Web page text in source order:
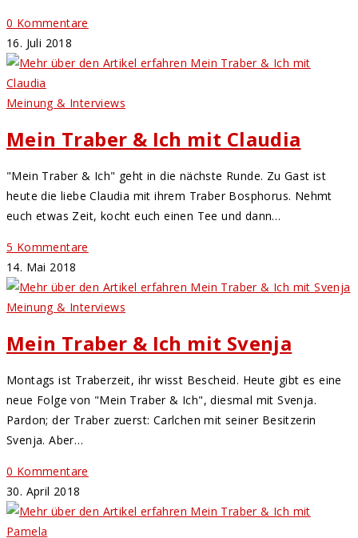
0 Kommentare
16. Juli 2018
Meinung & Interviews
Mein Traber & Ich mit Claudia
"Mein Traber & Ich" geht in die nächste Runde. Zu Gast ist
heute die liebe Claudia mit ihrem Traber Bosphorus. Nehmt
euch etwas Zeit, kocht euch einen Tee und dann…
5 Kommentare
14. Mai 2018
Meinung & Interviews
Mein Traber & Ich mit Svenja
Montags ist Traberzeit, ihr wisst Bescheid. Heute gibt es eine
neue Folge von "Mein Traber & Ich", diesmal mit Svenja.
Pardon; der Traber zuerst: Carlchen mit seiner Besitzerin
Svenja. Aber…
0 Kommentare
30. April 2018